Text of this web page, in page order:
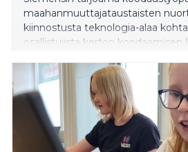
maahanmuuttajataustaisten
kiinnostusta teknologia-alaa
osallistujista kertoo koodaamisen